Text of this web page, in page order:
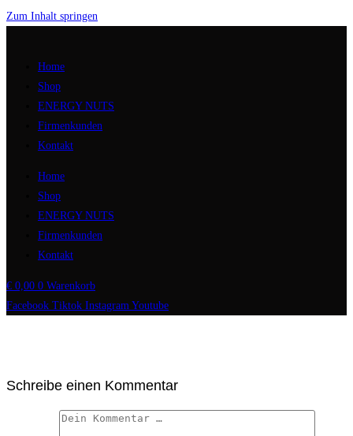
Zum Inhalt springen
Home
Shop
ENERGY NUTS
Firmenkunden
Kontakt
Home
Shop
ENERGY NUTS
Firmenkunden
Kontakt
€ 0,00 0 Warenkorb
Facebook Tiktok Instagram Youtube
Schreibe einen Kommentar